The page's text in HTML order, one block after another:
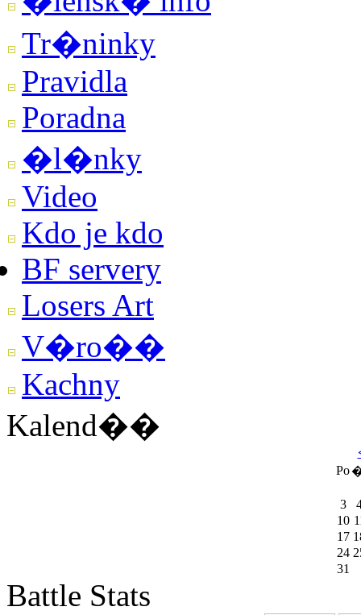
Tr�ninky
Pravidla
Poradna
�l�nky
Video
Kdo je kdo
BF servery
Losers Art
V�ro��
Kachny
Kalend��
Po
3
10
17
24
31
Battle Stats